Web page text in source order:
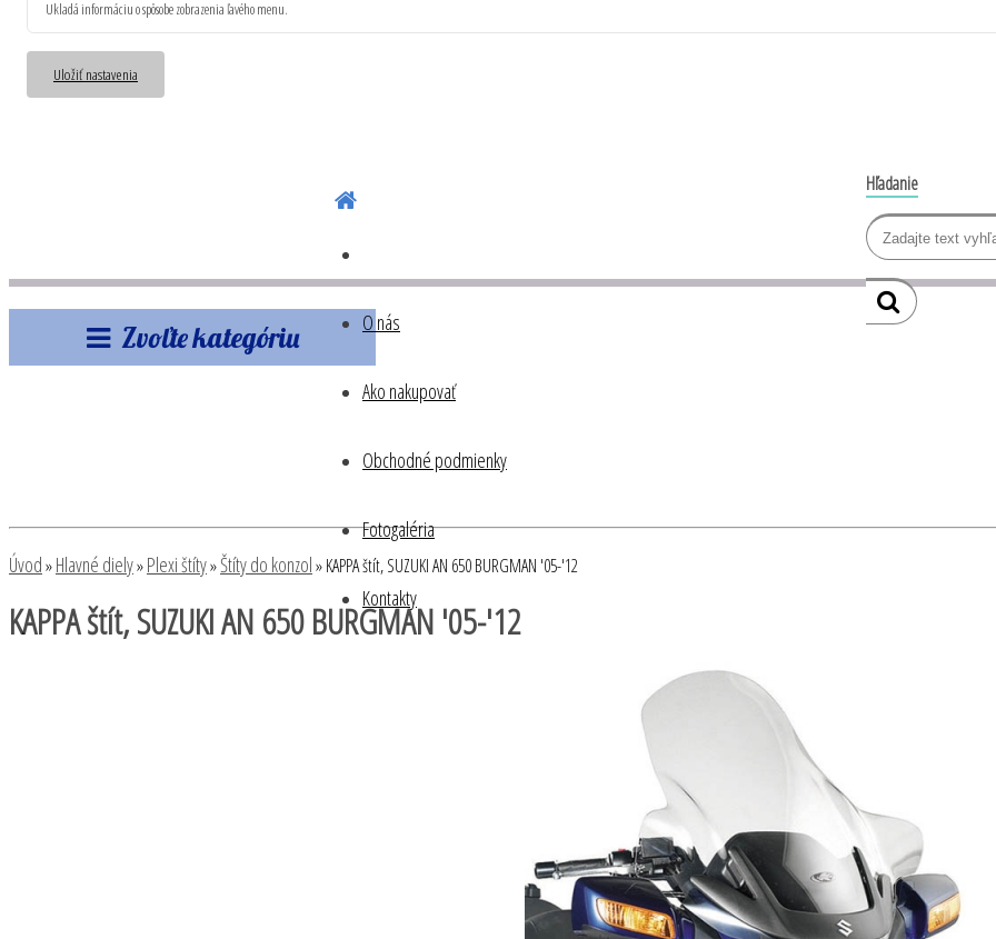
Ukladá informáciu o spôsobe zobrazenia ľavého menu.
Uložiť nastavenia
Hľadanie
O nás
Ako nakupovať
Obchodné podmienky
Fotogaléria
Kontakty
Zvoľte kategóriu
Úvod»Hlavné diely»Plexi štíty»Štíty do konzol»KAPPA štít, SUZUKI AN 650 BURGMAN '05-'12
KAPPA štít, SUZUKI AN 650 BURGMAN '05-'12